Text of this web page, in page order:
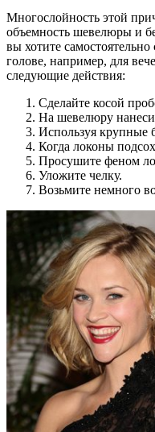
Многослойность этой
объемность шевелюры и
вы хотите
голове, например, для
следующие действия:
Сделайте косой
На шевелюру
Используя крупные
Когда локоны
Просушите феном
Уложите челку.
Возьмите немного